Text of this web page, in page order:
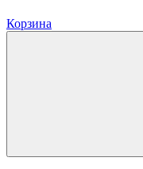
Корзина